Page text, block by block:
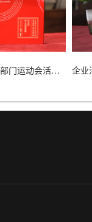
企业运动会纪念册制作-部门运动会活动纪念影集制作